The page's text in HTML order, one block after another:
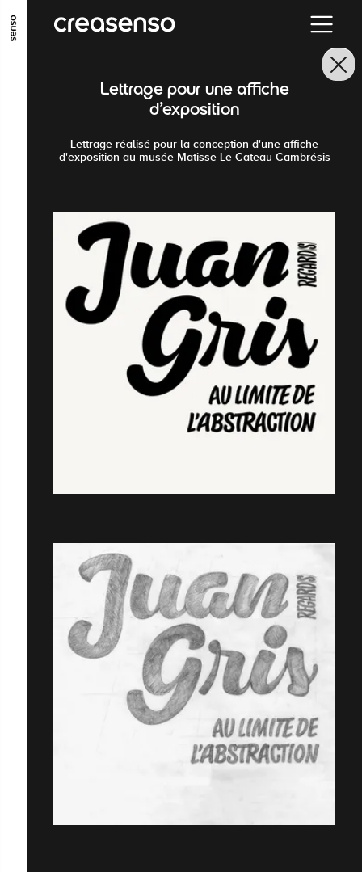
GO TO MAIN CONTENT GO TO MAIN MENU
Lettrage pour une affiche
d'exposition
Lettrage réalisé pour la conception d'une affiche
d'exposition au musée Matisse Le Cateau-Cambrésis